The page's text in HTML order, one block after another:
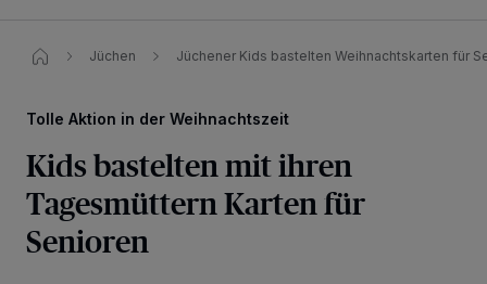
Jüchen Jüchener Kids bastelten Weihnachtskarten für
Tolle Aktion in der Weihnachtszeit
Kids bastelten mit ihren
Tagesmüttern Karten für
Senioren